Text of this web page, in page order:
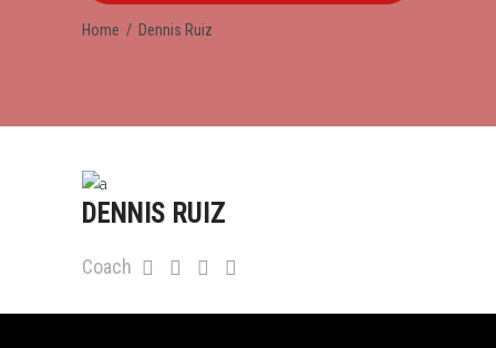
Home / Dennis Ruiz
DENNIS RUIZ
Coach